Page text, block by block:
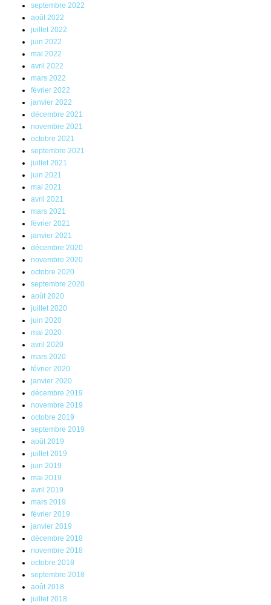
septembre 2022
août 2022
juillet 2022
juin 2022
mai 2022
avril 2022
mars 2022
février 2022
janvier 2022
décembre 2021
novembre 2021
octobre 2021
septembre 2021
juillet 2021
juin 2021
mai 2021
avril 2021
mars 2021
février 2021
janvier 2021
décembre 2020
novembre 2020
octobre 2020
septembre 2020
août 2020
juillet 2020
juin 2020
mai 2020
avril 2020
mars 2020
février 2020
janvier 2020
décembre 2019
novembre 2019
octobre 2019
septembre 2019
août 2019
juillet 2019
juin 2019
mai 2019
avril 2019
mars 2019
février 2019
janvier 2019
décembre 2018
novembre 2018
octobre 2018
septembre 2018
août 2018
juillet 2018